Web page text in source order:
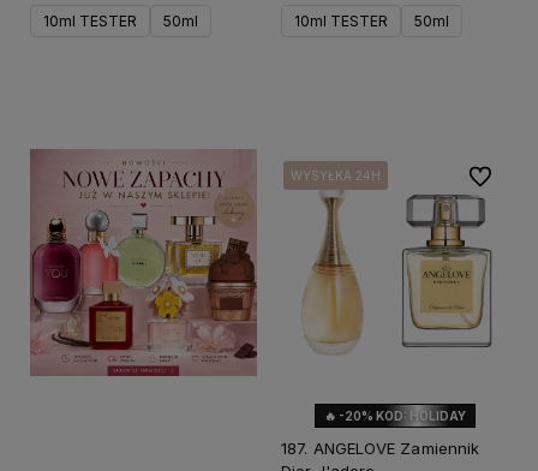
10ml TESTER 50ml 10ml TESTER 50ml
🔥 -20% KOD: HOLIDAY
WYSYŁKA 24H
WYSYŁKA 24H
WYSYŁKA 24H
187. ANGELOVE Zamiennik
Do